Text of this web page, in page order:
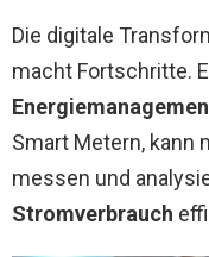
Die digitale
macht Fortschritte.
Smart Metern, kann
messen und
Stromverbrauch